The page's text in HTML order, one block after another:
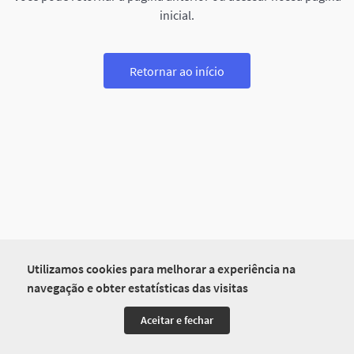
Utilizamos cookies para melhorar a experiência na
navegação e obter estatísticas das visitas
Aceitar e fechar
inicial.
Retornar ao início